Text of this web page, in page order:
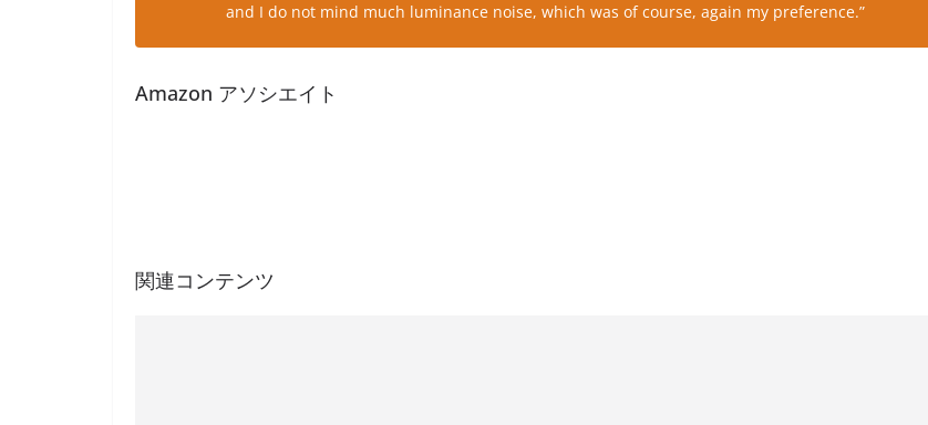
and I do not mind much luminance noise, which was of course, again my preference.”
Amazon アソシエイト
関連コンテンツ